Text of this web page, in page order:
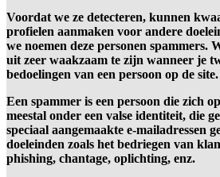
Voordat we ze detecteren, kunnen
profielen aanmaken voor andere
we noemen deze personen spammers.
uit zeer waakzaam te zijn wanneer je
bedoelingen van een persoon op de site.
Een spammer is een persoon die zich
meestal onder een valse identiteit, die
speciaal aangemaakte e-mailadressen
doeleinden zoals het bedriegen van
phishing, chantage, oplichting, enz.